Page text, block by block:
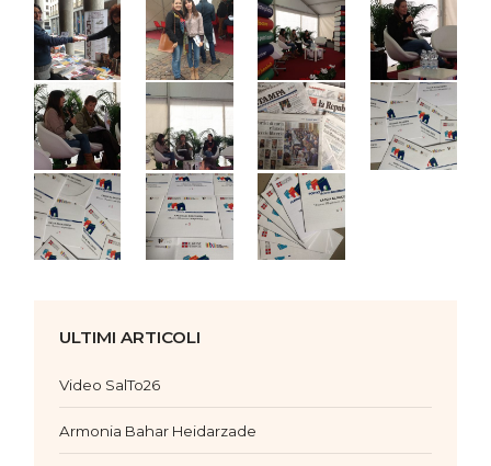
ULTIMI ARTICOLI
Video SalTo26
Armonia Bahar Heidarzade